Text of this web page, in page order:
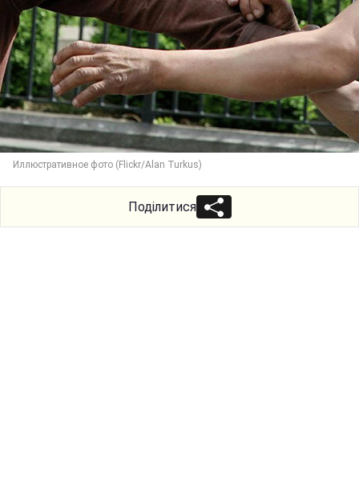
Иллюстративное фото (Flickr/Alan Turkus)
Поділитися